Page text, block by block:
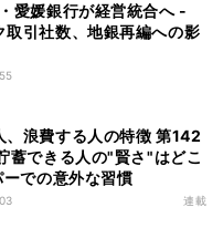
愛媛銀行が経営統合へ -
取引社数、地銀再編への影
、浪費する人の特徴 第142
蓄できる人の"賢さ"はどこ
での意外な習慣
連載